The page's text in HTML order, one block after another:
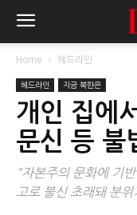
Home 헤드라인
헤드라인 지금 북한은
개인 집에
문신 등 불
"자본주의 문화에 기
고로 불신 초래돼 분